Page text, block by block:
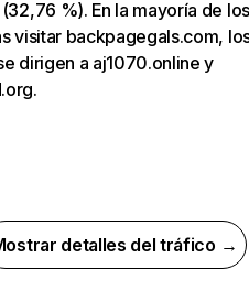
%). En la mayoría de los
visitar backpagegals.com,
dirigen a aj1070.online y
detalles del tráfico →